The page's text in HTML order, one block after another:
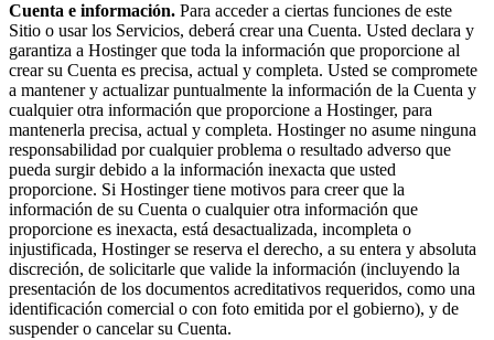
Cuenta e información. Para acceder a ciertas funciones de este
Sitio o usar los Servicios, deberá crear una Cuenta. Usted declara y
garantiza a Hostinger que toda la información que proporcione al
crear su Cuenta es precisa, actual y completa. Usted se compromete
a mantener y actualizar puntualmente la información de la Cuenta y
cualquier otra información que proporcione a Hostinger, para
mantenerla precisa, actual y completa. Hostinger no asume ninguna
responsabilidad por cualquier problema o resultado adverso que
pueda surgir debido a la información inexacta que usted
proporcione. Si Hostinger tiene motivos para creer que la
información de su Cuenta o cualquier otra información que
proporcione es inexacta, está desactualizada, incompleta o
injustificada, Hostinger se reserva el derecho, a su entera y absoluta
discreción, de solicitarle que valide la información (incluyendo la
presentación de los documentos acreditativos requeridos, como una
identificación comercial o con foto emitida por el gobierno), y de
suspender o cancelar su Cuenta.